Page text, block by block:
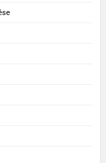
jelentése
jelentése